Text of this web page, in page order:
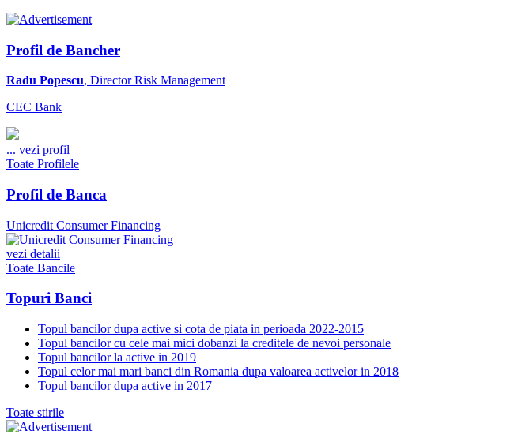
Profil de Bancher
Radu Popescu, Director Risk Management
CEC Bank
... vezi profil
Toate Profilele
Profil de Banca
Unicredit Consumer Financing
vezi detalii
Toate Bancile
Topuri Banci
Topul bancilor dupa active si cota de piata in perioada 2022-2015
Topul bancilor cu cele mai mici dobanzi la creditele de nevoi personale
Topul bancilor la active in 2019
Topul celor mai mari banci din Romania dupa valoarea activelor in 2018
Topul bancilor dupa active in 2017
Toate stirile